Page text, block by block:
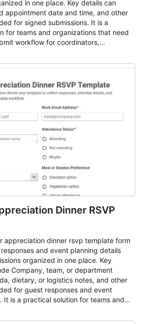
in one place. Key details can
appointment date and time, and other
for signed submissions. It is a
for teams and organizations that need
workflow for coordinators,
Dinner RSVP
appreciation dinner rsvp template form
and event planning details
organized in one place. Key
Company, team, or department
dietary, or logistics notes, and other
for guest responses and event
It is a practical solution for teams and